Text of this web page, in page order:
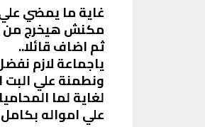
غاية ما يمضي
مكنش هيخرج من
ثم اضاف قائلا..
ياجماعة لازم
ونطمنة علي البت
لغاية لما
علي امواله بكامل